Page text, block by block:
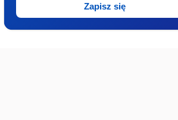
Zapisz się